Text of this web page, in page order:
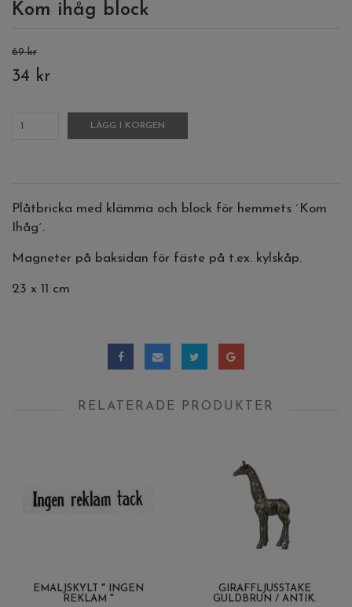
Kom ihåg block
69 kr
34 kr
LÄGG I KORGEN
Plåtbricka med klämma och block för hemmets ´Kom
Ihåg´.
Magneter på baksidan för fäste på t.ex. kylskåp.
23 x 11 cm
RELATERADE PRODUKTER
EMALJSKYLT " INGEN
REKLAM "
GIRAFFLJUSSTAKE
GULDBRUN / ANTIK.